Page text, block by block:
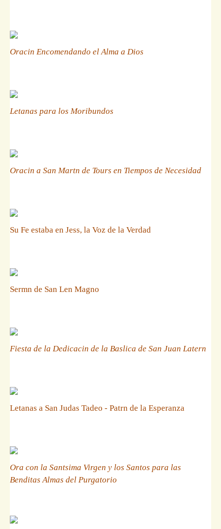
Oracin Encomendando el Alma a Dios
Letanas para los Moribundos
Oracin a San Martn de Tours en Tiempos de Necesidad
Su Fe estaba en Jess, la Voz de la Verdad
Sermn de San Len Magno
Fiesta de la Dedicacin de la Baslica de San Juan Latern
Letanas a San Judas Tadeo - Patrn de la Esperanza
Ora con la Santsima Virgen y los Santos para las
Benditas Almas del Purgatorio